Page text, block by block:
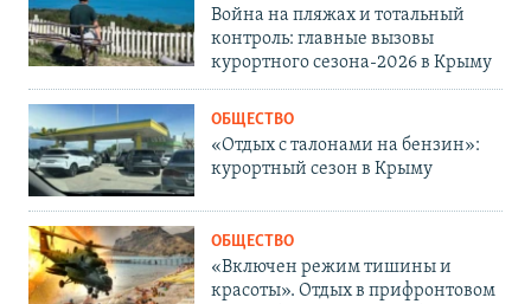
Война на пляжах и тотальный
контроль: главные вызовы
курортного сезона-2026 в Крыму
ОБЩЕСТВО
«Отдых с талонами на бензин»:
курортный сезон в Крыму
ОБЩЕСТВО
«Включен режим тишины и
красоты». Отдых в прифронтовом